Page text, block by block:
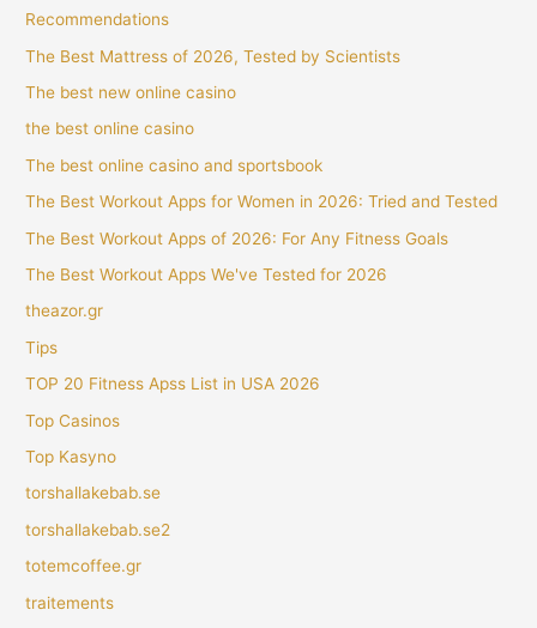
Recommendations
The Best Mattress of 2026, Tested by Scientists
The best new online casino
the best online casino
The best online casino and sportsbook
The Best Workout Apps for Women in 2026: Tried and Tested
The Best Workout Apps of 2026: For Any Fitness Goals
The Best Workout Apps We've Tested for 2026
theazor.gr
Tips
TOP 20 Fitness Apss List in USA 2026
Top Casinos
Top Kasyno
torshallakebab.se
torshallakebab.se2
totemcoffee.gr
traitements